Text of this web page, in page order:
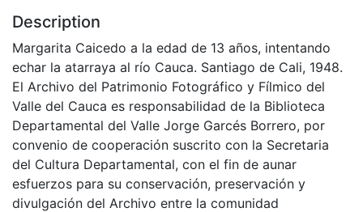
Description
Margarita Caicedo a la edad de 13 años, intentando
echar la atarraya al río Cauca. Santiago de Cali, 1948.
El Archivo del Patrimonio Fotográfico y Fílmico del
Valle del Cauca es responsabilidad de la Biblioteca
Departamental del Valle Jorge Garcés Borrero, por
convenio de cooperación suscrito con la Secretaria
del Cultura Departamental, con el fin de aunar
esfuerzos para su conservación, preservación y
divulgación del Archivo entre la comunidad